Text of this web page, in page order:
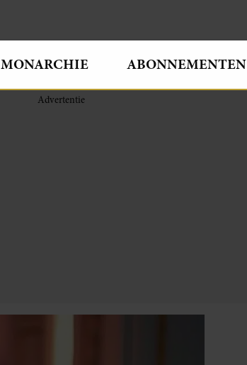
MONARCHIE ABONNEMENTEN